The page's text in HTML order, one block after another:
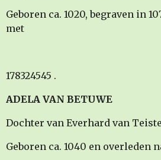
Geboren ca. 1020, begraven in
met
178324545 .
ADELA VAN BETUWE
Dochter van Everhard van
Geboren ca. 1040 en overleden